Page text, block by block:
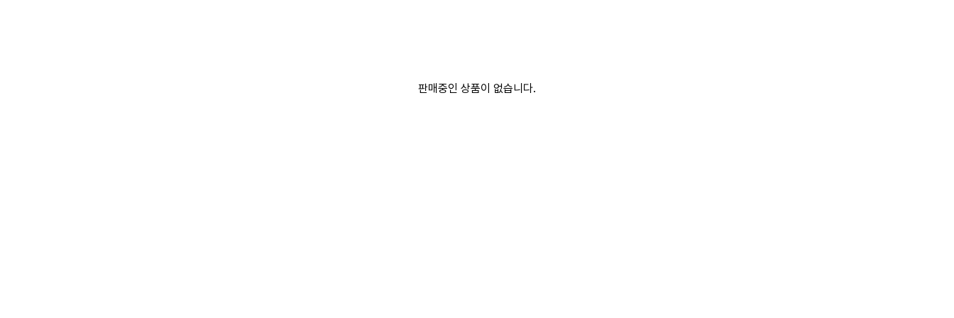
판매중인 상품이 없습니다.